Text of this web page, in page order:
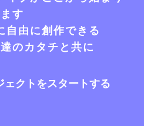
ます
自由に創作できる
のカタチと共に
ェクトをスタートする